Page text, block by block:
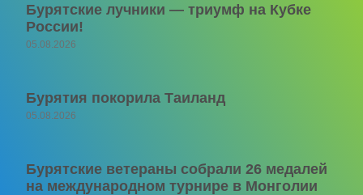
Бурятские лучники — триумф на Кубке
России!
05.08.2026
Бурятия покорила Таиланд
05.08.2026
Бурятские ветераны собрали 26 медалей
на международном турнире в Монголии